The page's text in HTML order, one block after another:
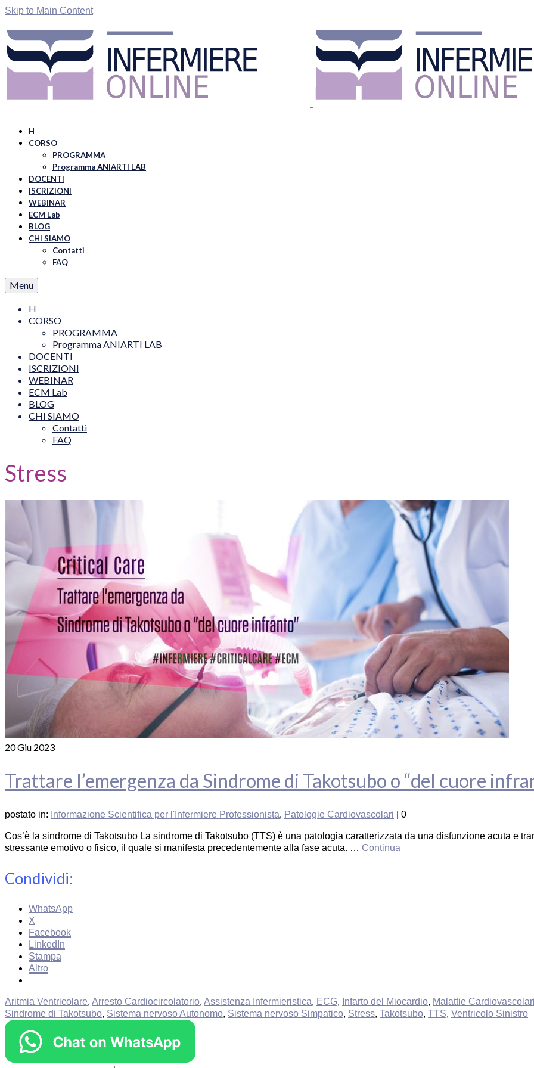
Skip to Main Content
H
CORSO
PROGRAMMA
Programma ANIARTI LAB
DOCENTI
ISCRIZIONI
WEBINAR
ECM Lab
BLOG
CHI SIAMO
Contatti
FAQ
Menu
H
CORSO
PROGRAMMA
Programma ANIARTI LAB
DOCENTI
ISCRIZIONI
WEBINAR
ECM Lab
BLOG
CHI SIAMO
Contatti
FAQ
Stress
20Giu 2023
Trattare l’emergenza da Sindrome di Takotsubo o “del cuore
postato in: Informazione Scientifica per l'Infermiere Professionista, Patologie Cardiovascolari 0
Cos’è la sindrome di Takotsubo La sindrome di Takotsubo (TTS) è una patologia caratterizzata da una disfunzione acuta e
stressante emotivo o fisico, il quale si manifesta precedentemente alla fase acuta. … Continua
Condividi:
WhatsApp
X
Facebook
LinkedIn
Stampa
Altro
Aritmia Ventricolare, Arresto Cardiocircolatorio, Assistenza Infermieristica, ECG, Infarto del Miocardio, Malattie
Sindrome di Takotsubo, Sistema nervoso Autonomo, Sistema nervoso Simpatico, Stress, Takotsubo, TTS, Ventricolo Sinistro